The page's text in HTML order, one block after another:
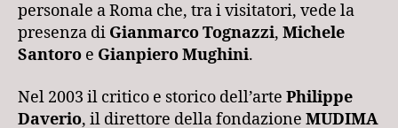
personale a Roma che, tra i visitatori, vede la
presenza di Gianmarco Tognazzi, Michele
Santoro e Gianpiero Mughini.
Nel 2003 il critico e storico dell’arte Philippe
Daverio, il direttore della fondazione MUDIMA